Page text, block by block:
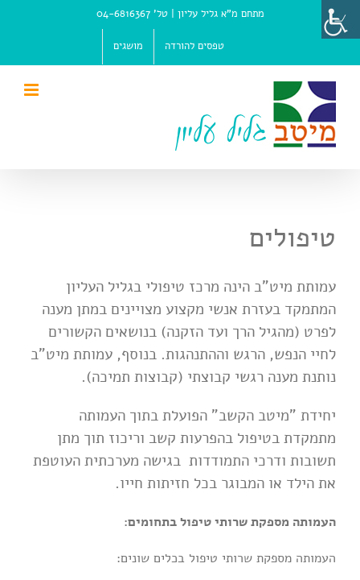
content
מתחם מ"א גליל עליון |טל' 04-6816367
טפסים להורדה מושגים
טיפולים
עמותת מיט”ב הינה מרכז טיפולי בגליל העליון
המתמקד בעזרת אנשי מקצוע מצויינים במתן מענה
לפרט (מהגיל הרך ועד הזקנה) בנושאים הקשורים
לחיי הנפש, הרגש וההתנהגות. בנוסף, עמותת מיט"ב
נותנת מענה רגשי קבוצתי (קבוצות תמיכה).
יחידת "מיטב הקשב" הפועלת בתוך העמותה
מתמקדת בטיפול בהפרעות קשב וריכוז תוך מתן
תשובות ודרכי התמודדות בגישה מערכתית העוטפת
את הילד או המבוגר בכל חזיתות חייו.
העמותה מספקת שרותי טיפול בתחומים:
העמותה מספקת שרותי טיפול בכלים שונים: